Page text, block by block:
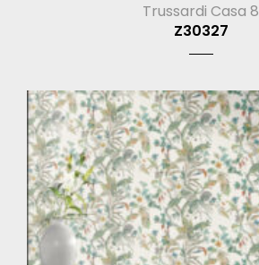
Trussardi Casa 8
Z30327